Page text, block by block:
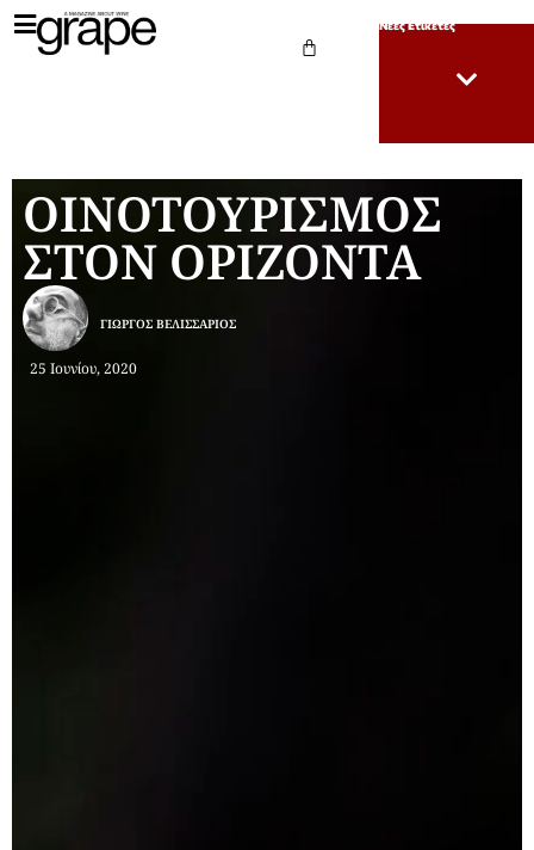
Νέες Ετικέτες
ΟΙΝΟΤΟΥΡΙΣΜΟΣ
ΣΤΟΝ ΟΡΙΖΟΝΤΑ
25 Ιουνίου, 2020
ΓΙΏΡΓΟΣ ΒΕΛΙΣΣΆΡΙΟΣ